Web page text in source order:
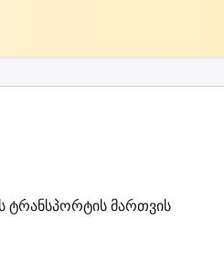
ტრანსპორტის მართვის